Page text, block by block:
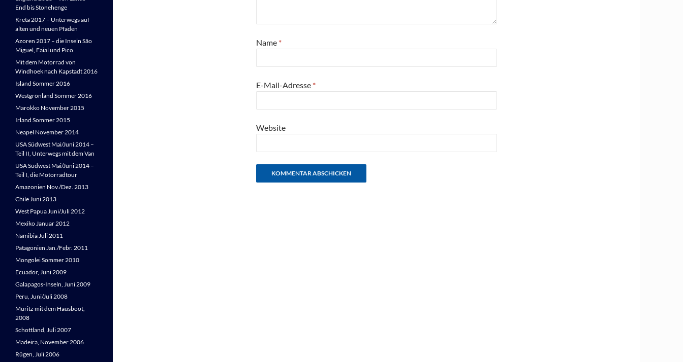
Name *
E-Mail-Adresse *
Website
End bis Stonehenge
Kreta 2017 – Unterwegs auf
alten und neuen Pfaden
Azoren 2017 – die Inseln São
Miguel, Faial und Pico
Mit dem Motorrad von
Windhoek nach Kapstadt 2016
Island Sommer 2016
Westgrönland Sommer 2016
Marokko November 2015
Irland Sommer 2015
Neapel November 2014
USA Südwest Mai/Juni 2014 –
Teil II, Unterwegs mit dem Van
USA Südwest Mai/Juni 2014 –
Teil I, die Motorradtour
Amazonien Nov./Dez. 2013
Chile Juni 2013
West Papua Juni/Juli 2012
Mexiko Januar 2012
Namibia Juli 2011
Patagonien Jan./Febr. 2011
Mongolei Sommer 2010
Ecuador, Juni 2009
Galapagos-Inseln, Juni 2009
Peru, Juni/Juli 2008
Müritz mit dem Hausboot,
2008
Schottland, Juli 2007
Madeira, November 2006
Rügen, Juli 2006